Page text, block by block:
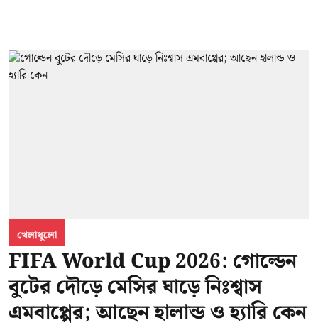
খেলাধুলো
FIFA World Cup 2026: গোল্ডেন
বুটের দৌড়ে মেসির ঘাড়ে নিঃশ্বাস
এমবাপ্পের; আছেন হালান্ড ও হ্যারি কেন